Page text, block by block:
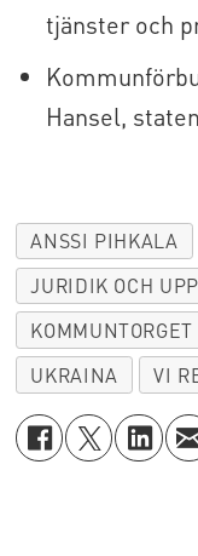
tjänster och
Hansel,
ANSSI PIHKALA
JURIDIK OCH
UKRAINA
VI